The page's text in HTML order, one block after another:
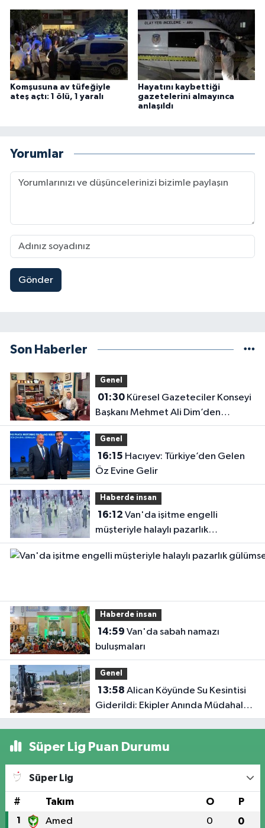
Komşusuna av tüfeğiyle
ateş açtı: 1 ölü, 1 yaralı
Hayatını kaybettiği
gazetelerini almayınca
anlaşıldı
Yorumlar
Gönder
Son Haberler
Genel
01:30Küresel Gazeteciler Konseyi
Başkanı Mehmet Ali Dim’den
Gazetemize Ziyaret
Genel
16:15
Öz Evine Gelir
Haberde insan
16:12
müşteriyle halaylı pazarlık
gülümsetti
Haberde insan
14:59
buluşmaları
Genel
13:58
Giderildi: Ekipler Anında Müdahale
Etti
Süper Lig Puan Durumu
Süper Lig
# Takım O P
1 Amed 0 0